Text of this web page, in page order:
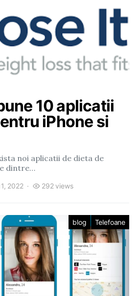
10 aplicatii
iPhone si
noi aplicatii de dieta de
dintre…
2022 292 views
blog Telefoane